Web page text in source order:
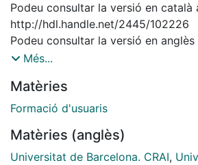
Podeu consultar la versió en català
http://hdl.handle.net/2445/102226
Podeu consultar la versió en anglès
http://hdl.handle.net/2445/102227
http://hdl.handle.net/2445/23144
Més...
Matèries
Formació d'usuaris
Matèries (anglès)
Universitat de Barcelona. CRAI,